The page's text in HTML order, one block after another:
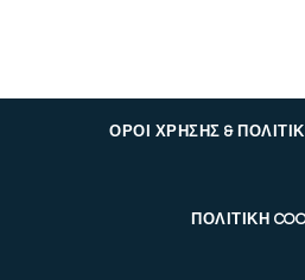
ΟΡΟΙ ΧΡΗΣΗΣ &
ΠΟΛΙΤΙΚΗ